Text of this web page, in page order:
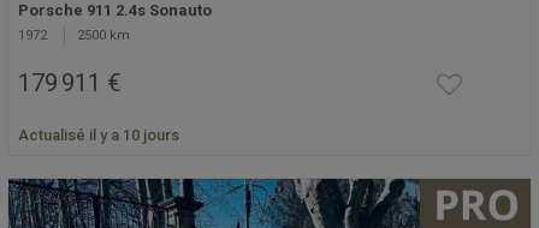
Porsche 911 2.4s Sonauto
1972 2500 km
179 911 €
Actualisé il y a 10 jours